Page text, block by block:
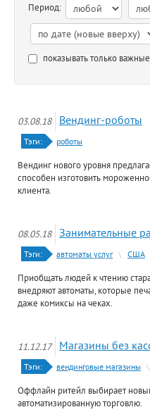
Период:
показывать только
03.08.18 Вендинг-роботы
Тэги: роботы
Вендинг нового уровня
способен изготовить
клиента.
08.05.18 Занимательные
Тэги: автоматы услуг \ США
Приобщать людей к чтению
внедряют автоматы, которые
даже комиксы на чеках.
11.12.17 Магазины без
Тэги: вендинговые магазины \
Оффлайн ритейл выбирает
автоматизированную торговлю.